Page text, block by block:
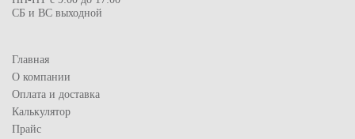
СБ и ВС выходной
Главная
О компании
Оплата и доставка
Калькулятор
Прайс